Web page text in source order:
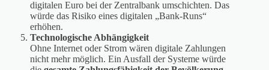
digitalen Euro bei der Zentralbank umschichten. Das
würde das Risiko eines digitalen „Bank-Runs“
erhöhen.
Technologische Abhängigkeit
Ohne Internet oder Strom wären digitale Zahlungen
nicht mehr möglich. Ein Ausfall der Systeme würde